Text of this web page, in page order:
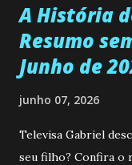
A História
Resumo
Junho de
junho 07, 2026
Televisa Gabriel
seu filho? Confira o